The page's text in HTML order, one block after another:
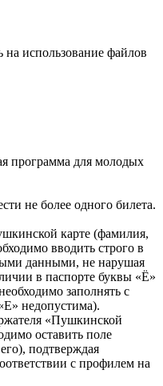
на использование файлов
программа для молодых
не более одного билета.
карте (фамилия,
вводить строго в
данными, не нарушая
в паспорте буквы «Ё»
заполнять с
недопустима).
«Пушкинской
оставить поле
подтверждая
с профилем на